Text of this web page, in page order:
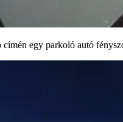
egy parkoló autó